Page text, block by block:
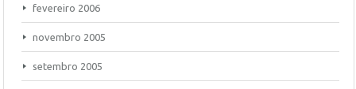
fevereiro 2006
novembro 2005
setembro 2005